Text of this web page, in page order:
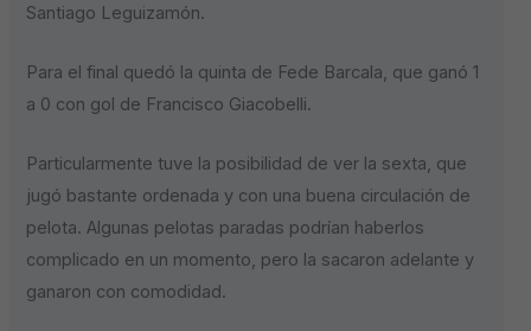
Santiago Leguizamón.
Para el final quedó la quinta de Fede Barcala, que ganó 1
a 0 con gol de Francisco Giacobelli.
Particularmente tuve la posibilidad de ver la sexta, que
jugó bastante ordenada y con una buena circulación de
pelota. Algunas pelotas paradas podrían haberlos
complicado en un momento, pero la sacaron adelante y
ganaron con comodidad.